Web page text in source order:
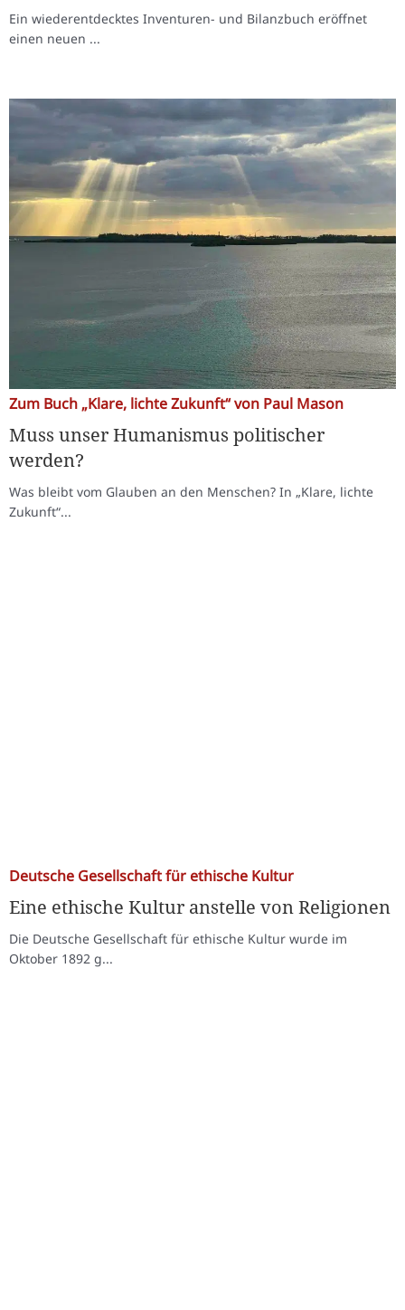
Ein wiederentdecktes Inventuren- und Bilanzbuch eröffnet
einen neuen ...
Zum Buch „Klare, lichte Zukunft“ von Paul Mason
Muss unser Humanismus politischer
werden?
Was bleibt vom Glauben an den Menschen? In „Klare, lichte
Zukunft“...
Deutsche Gesellschaft für ethische Kultur
Eine ethische Kultur anstelle von Religionen
Die Deutsche Gesellschaft für ethische Kultur wurde im
Oktober 1892 g...